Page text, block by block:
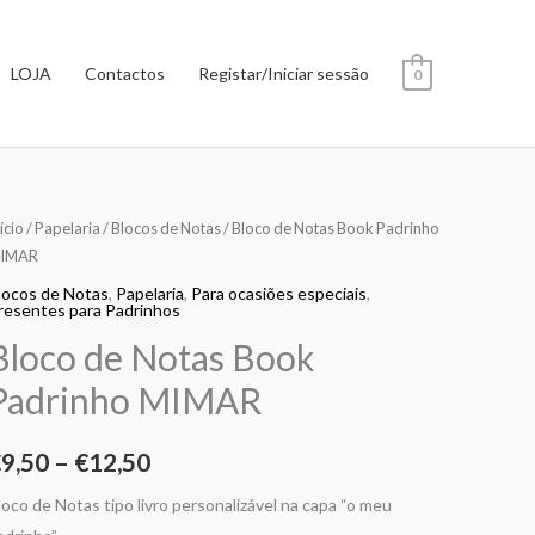
LOJA Contactos Registar/Iniciar sessão 0
/Papelaria/Blocos de Notas/ Bloco de Notas Book Padrinho
de Notas, Papelaria, Para ocasiões especiais,
para Padrinhos
de Notas Book
MIMAR
9,50 – €12,50
Price
range:
€9,50
through
€12,50
de Notas tipo livro personalizável na capa “o meu